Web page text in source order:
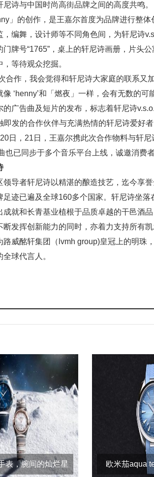
诗与中国时尚高街品牌之间的高度共鸣。
」的创作，是王嘉尔首度为品牌进行整
，编舞，设计师等不同角色间，为轩尼诗
门牌号“1765”，桌上的轩尼诗画册，片头
等待观众挖掘。
合作，我会觉得和轩尼诗大家庭的联系又
像 ‘henny’和「燃夜」一样，会有无数的
的广告曲及短片的发布，标志着轩尼诗
即发的合作伙伴与充满热情的轩尼诗爱好
日，21日，王嘉尔携此次合作物料与轩
也已同步于多个音乐平台上线，诚邀消费
领导者轩尼诗以精湛的酿造技艺，迄今享
足迹已遍及全球160多个国家。轩尼诗坐
成就和长青基业植根于品质卓越的干邑酒
断发挥创新能力的同时，亦着力支持所有
路威酩轩集团（lvmh group)皇冠上的明珠
球代言人。
表，腕间的灿烂星 欧米茄aqua